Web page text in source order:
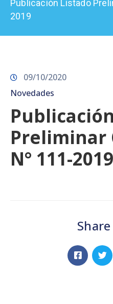
Prensa
Publicación Listado
2019
09/10/2020
Novedades
Preliminar
N° 111-2019